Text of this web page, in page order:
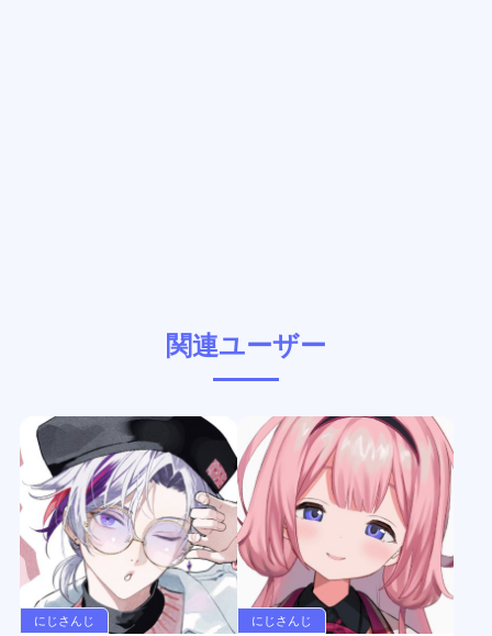
関連ユーザー
にじさんじ にじさんじ